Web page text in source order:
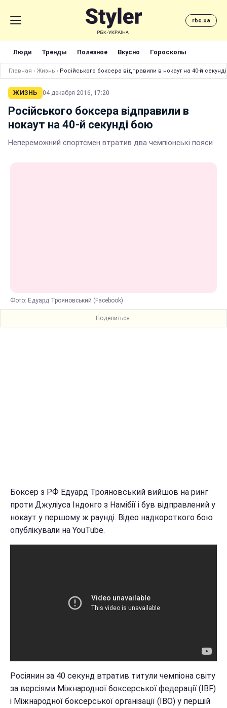
rbc.ua
Люди Тренды Полезное Вкусно Гороскопы
Главная › Жизнь › Російського боксера відправили в нокаут на 40-й
ЖИЗНЬ 04 декабря 2016, 17:20
Російського боксера відправили в
нокаут на 40-й секунді бою
Непереможний спортсмен втратив два чемпіонські пояси
Фото: Едуард Трояновський (Facebook)
Поделиться:
Боксер з РФ Едуард Трояновський вийшов на ринг
проти Джуліуса Індонго з Намібії і був відправлений у
нокаут у першому ж раунді. Відео надкороткого бою
опублікували на YouTube.
Росіянин за 40 секунд втратив титули чемпіона світу
за версіями Міжнародної боксерської федерації (IBF)
і Міжнародної боксерської організації (IBO) у першій